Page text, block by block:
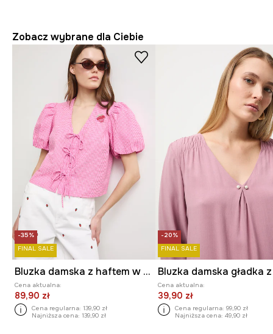
Zobacz wybrane dla Ciebie
-35%
FINAL SALE
Bluzka damska z haftem w kratkę
Cena aktualna:
89,90 zł
Cena regularna: 139,90 zł
Najniższa cena: 139,90 zł
-20%
FINAL SALE
Cena aktualna:
39,90 zł
Cena regularna: 99,90 zł
Najniższa cena: 49,90 zł